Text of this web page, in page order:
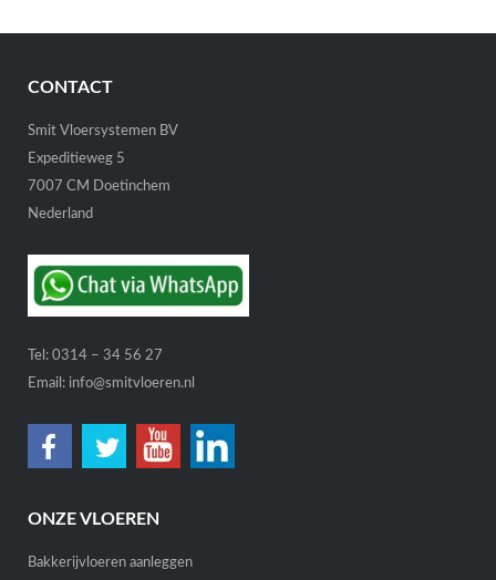
CONTACT
Smit Vloersystemen BV
Expeditieweg 5
7007 CM Doetinchem
Nederland
Tel: 0314 – 34 56 27
Email: info@smitvloeren.nl
ONZE VLOEREN
Bakkerijvloeren aanleggen